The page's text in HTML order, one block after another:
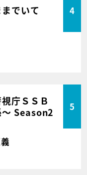
でいて 4
庁ＳＳＢ
～ Season2
5